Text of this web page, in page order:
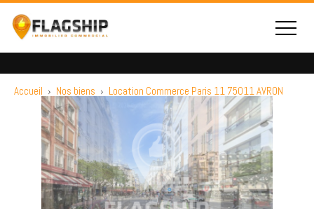
Accueil › Nos biens › Location Commerce Paris 11 75011 AVRON